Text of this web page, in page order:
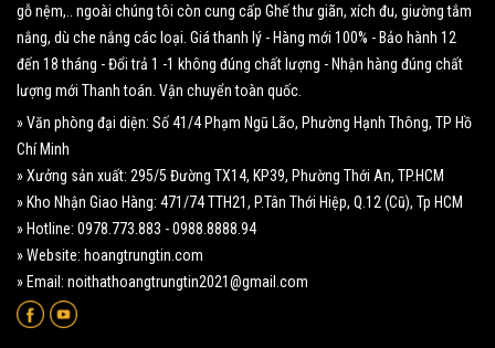
gỗ nệm,.. ngoài chúng tôi còn cung cấp Ghế thư giãn, xích đu, giường tắm
nắng, dù che nắng các loại. Giá thanh lý - Hàng mới 100% - Bảo hành 12
đến 18 tháng - Đổi trả 1 -1 không đúng chất lượng - Nhận hàng đúng chất
lượng mới Thanh toán. Vận chuyển toàn quốc.
» Văn phòng đại diện: Số 41/4 Phạm Ngũ Lão, Phường Hạnh Thông, TP Hồ
Chí Minh
» Xưởng sản xuất: 295/5 Đường TX14, KP39, Phường Thới An, TP.HCM
» Kho Nhận Giao Hàng: 471/74 TTH21, P.Tân Thới Hiệp, Q.12 (Cũ), Tp HCM
» Hotline: 0978.773.883 - 0988.8888.94
» Website: hoangtrungtin.com
» Email: noithathoangtrungtin2021@gmail.com